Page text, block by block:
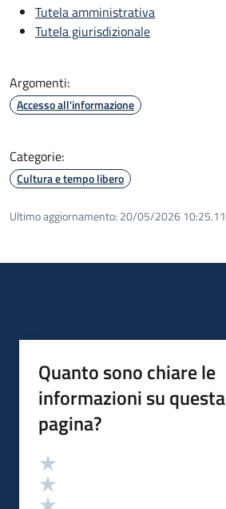
Tutela amministrativa
Tutela giurisdizionale
Argomenti:
Accesso all'informazione
Categorie:
Cultura e tempo libero
Ultimo aggiornamento: 20/05/2026 10:25.11
Quanto sono chiare le
informazioni su questa
pagina?
Valutazione